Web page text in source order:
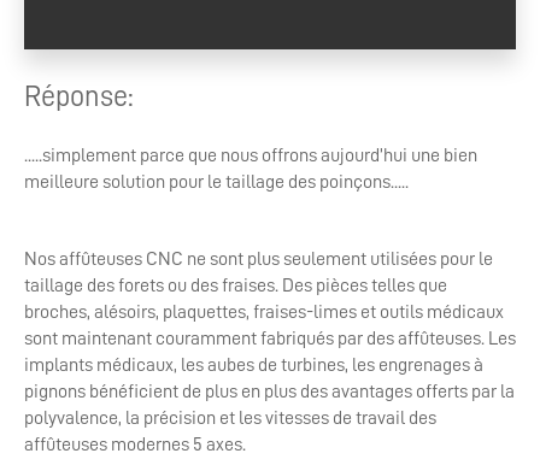
Réponse:
.....simplement parce que nous offrons aujourd’hui une bien
meilleure solution pour le taillage des poinçons.....
Nos affûteuses CNC ne sont plus seulement utilisées pour le
taillage des forets ou des fraises. Des pièces telles que
broches, alésoirs, plaquettes, fraises-limes et outils médicaux
sont maintenant couramment fabriqués par des affûteuses. Les
implants médicaux, les aubes de turbines, les engrenages à
pignons bénéficient de plus en plus des avantages offerts par la
polyvalence, la précision et les vitesses de travail des
affûteuses modernes 5 axes.